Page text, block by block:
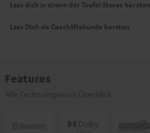
Lass dich in einem der Teufel Stores beraten
Lass Dich als Geschäftskunde beraten
Features
Alle Technologien im Überblick